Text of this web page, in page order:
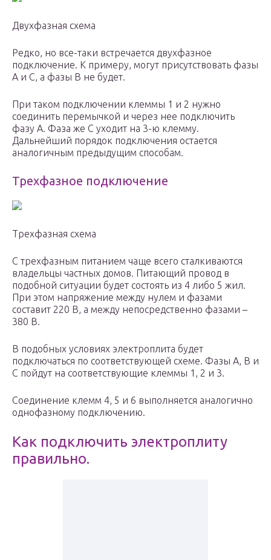
Двухфазная схема
Редко, но все-таки встречается двухфазное
подключение. К примеру, могут присутствовать фазы
А и С, а фазы В не будет.
При таком подключении клеммы 1 и 2 нужно
соединить перемычкой и через нее подключить
фазу А. Фаза же С уходит на 3-ю клемму.
Дальнейший порядок подключения остается
аналогичным предыдущим способам.
Трехфазное подключение
Трехфазная схема
С трехфазным питанием чаще всего сталкиваются
владельцы частных домов. Питающий провод в
подобной ситуации будет состоять из 4 либо 5 жил.
При этом напряжение между нулем и фазами
составит 220 В, а между непосредственно фазами –
380 В.
В подобных условиях электроплита будет
подключаться по соответствующей схеме. Фазы А, В и
С пойдут на соответствующие клеммы 1, 2 и 3.
Соединение клемм 4, 5 и 6 выполняется аналогично
однофазному подключению.
Как подключить электроплиту
правильно.